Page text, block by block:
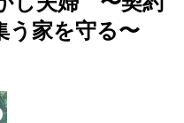
う家を守る〜